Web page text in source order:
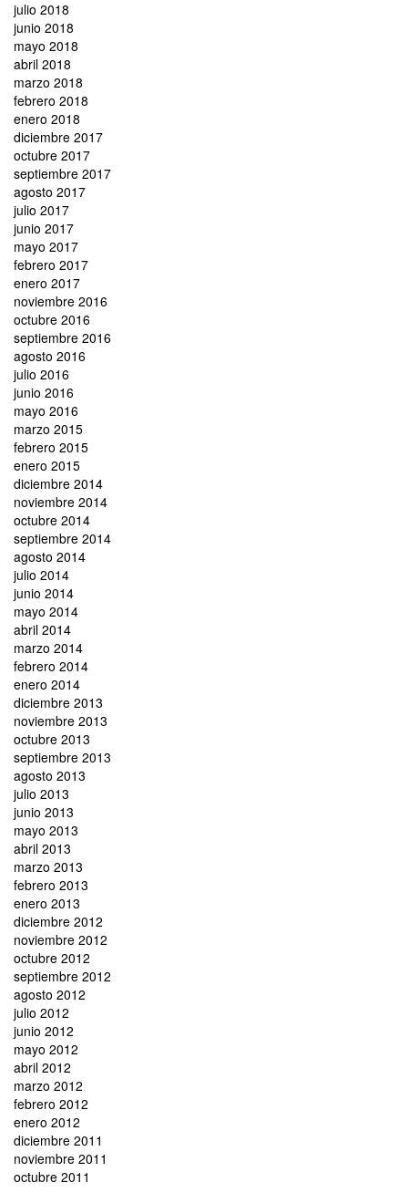
julio 2018
junio 2018
mayo 2018
abril 2018
marzo 2018
febrero 2018
enero 2018
diciembre 2017
octubre 2017
septiembre 2017
agosto 2017
julio 2017
junio 2017
mayo 2017
febrero 2017
enero 2017
noviembre 2016
octubre 2016
septiembre 2016
agosto 2016
julio 2016
junio 2016
mayo 2016
marzo 2015
febrero 2015
enero 2015
diciembre 2014
noviembre 2014
octubre 2014
septiembre 2014
agosto 2014
julio 2014
junio 2014
mayo 2014
abril 2014
marzo 2014
febrero 2014
enero 2014
diciembre 2013
noviembre 2013
octubre 2013
septiembre 2013
agosto 2013
julio 2013
junio 2013
mayo 2013
abril 2013
marzo 2013
febrero 2013
enero 2013
diciembre 2012
noviembre 2012
octubre 2012
septiembre 2012
agosto 2012
julio 2012
junio 2012
mayo 2012
abril 2012
marzo 2012
febrero 2012
enero 2012
diciembre 2011
noviembre 2011
octubre 2011